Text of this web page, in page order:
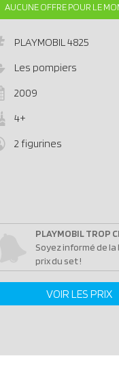
AUCUNE OFFRE POUR LE
PLAYMOBIL4825
Les pompiers
2009
4+
2 figurines
PLAYMOBIL TROP
Soyez informé de la
prix du set !
VOIR LES PRIX